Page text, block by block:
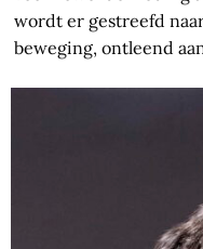
wordt er gestreefd
beweging, ontleend